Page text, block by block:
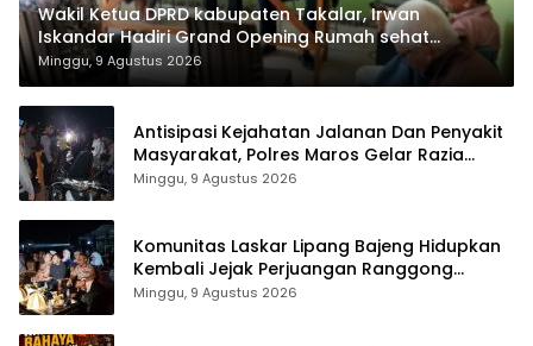
Wakil Ketua DPRD kabupaten Takalar, Irwan
Iskandar Hadiri Grand Opening Rumah sehat
Pertama di Takalar, Melayani Terapis Gratis untuk
Pasien Dhuafa dan umum.
Minggu, 9 Agustus 2026
Antisipasi Kejahatan Jalanan Dan Penyakit
Masyarakat, Polres Maros Gelar Razia
Operasi Cipta Kondusif
Minggu, 9 Agustus 2026
Komunitas Laskar Lipang Bajeng Hidupkan
Kembali Jejak Perjuangan Ranggong
Daeng Romo, Wabup Takalar: Apresiasi
Minggu, 9 Agustus 2026